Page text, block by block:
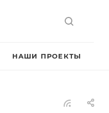
НАШИ ПРОЕКТЫ